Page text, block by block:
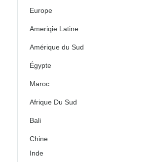
Europe
Ameriqie Latine
Amérique du Sud
Égypte
Maroc
Afrique Du Sud
Bali
Chine
Inde